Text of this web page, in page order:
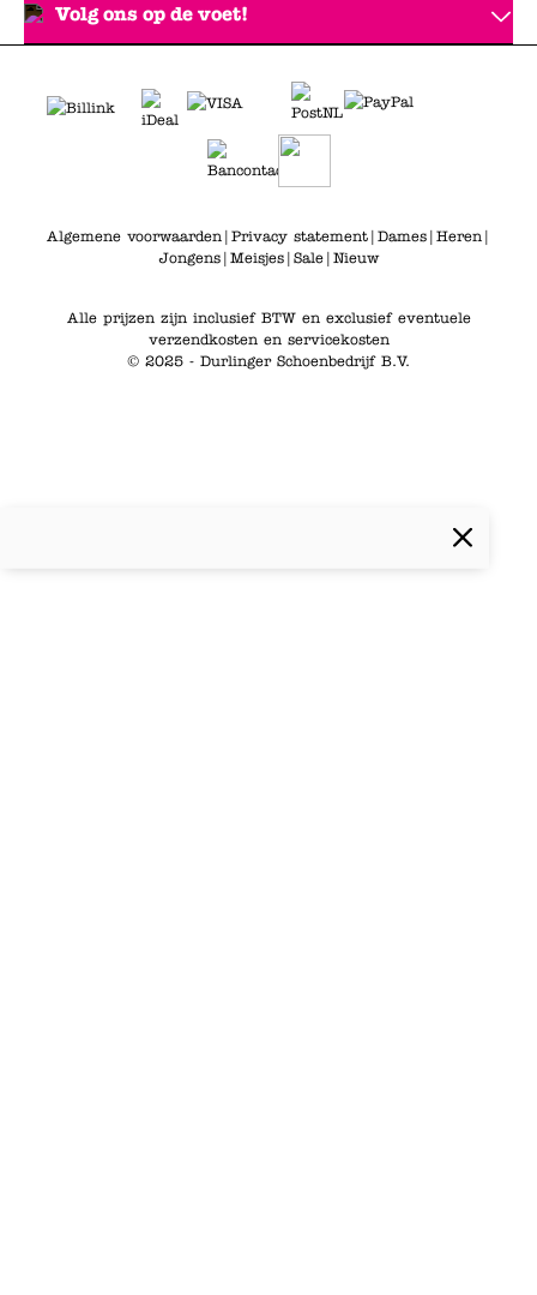
Volg ons op de voet!
Algemene voorwaarden| Privacy statement| Dames| Heren|
Jongens| Meisjes| Sale| Nieuw
Alle prijzen zijn inclusief BTW en exclusief eventuele
verzendkosten en servicekosten
© 2025 - Durlinger Schoenbedrijf B.V.